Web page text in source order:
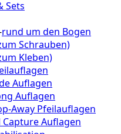
Sets
rund um den Bogen
Schrauben)
Kleben)
Auflagen
Auflagen
Away Pfeilauflagen
Auflagen